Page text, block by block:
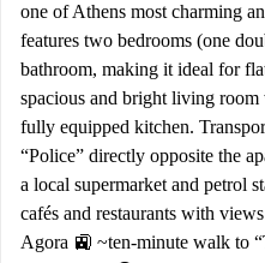
one of Athens most charming
features two bedrooms (one
bathroom, making it ideal for
spacious and bright living
fully equipped kitchen.
“Police” directly opposite the
a local supermarket and petrol
cafés and restaurants with
Agora 🚉 ~ten-minute walk to